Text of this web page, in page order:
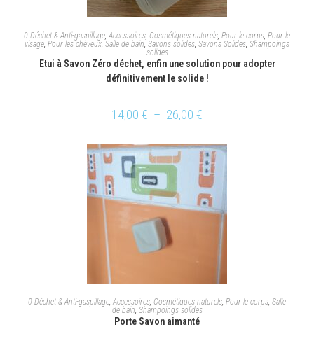
CHOIX DES OPTIONS
0 Déchet & Anti-gaspillage Accessoires Cosmétiques naturels Pour le corps Pour le
visage Pour les cheveux Salle de bain Savons solides Savons Solides Shampoings
solides
Etui à Savon Zéro déchet, enfin une solution pour adopter
définitivement le solide !
14,00 € – 26,00 €
CHOIX DES OPTIONS
0 Déchet & Anti-gaspillage, Accessoires, Cosmétiques naturels, Pour le corps, Salle
de bain, Shampoings solides
Porte Savon aimanté